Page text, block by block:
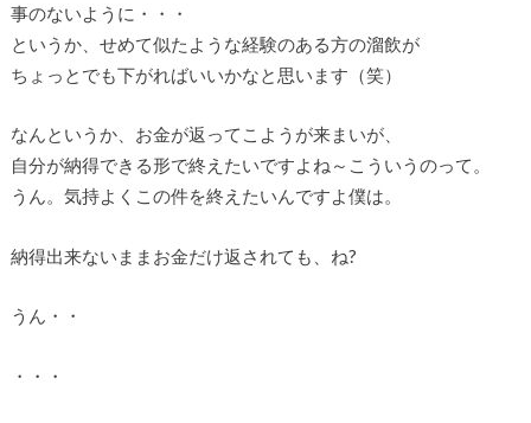
事のないように・・・
というか、せめて似たような経験のある方の溜飲が
ちょっとでも下がればいいかなと思います（笑）
なんというか、お金が返ってこようが来まいが、
自分が納得できる形で終えたいですよね～こういうのって。
うん。気持よくこの件を終えたいんですよ僕は。
納得出来ないままお金だけ返されても、ね?
うん・・
・・・